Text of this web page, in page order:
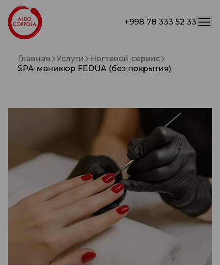
+998 78 333 52 33
Главная Услуги
Ногтевой сервис
SPA-маникюр FEDUA (без покрытия)